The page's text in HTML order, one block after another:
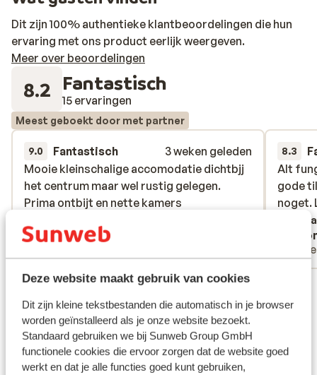
Deze website maakt gebruik van cookies
Dit zijn kleine tekstbestanden die automatisch in je browser
worden geïnstalleerd als je onze website bezoekt.
Standaard gebruiken we bij Sunweb Group GmbH
functionele cookies die ervoor zorgen dat de website goed
werkt en dat je alle functies goed kunt gebruiken,
Dit zijn 100% authentieke klantbeoordelingen die hun
ervaring met ons product eerlijk weergeven.
Meer over beoordelingen
8.2 Fantastisch
15 ervaringen
Meest geboekt door met partner
9.0 Fantastisch
3 weken geleden
Mooie kleinschalige accomodatie dichtbjj
het centrum maar wel rustig gelegen.
Prima ontbijt en nette kamers
Mooie kleinschalige accomodatie dichtbjj
het centrum maar wel rustig gelegen.
Prima ontbijt en nette kamers
Anoniem
8.3
Alt
gode
noget.
Alt
gode
noget.
Bekijk alle 15 ervaringen
Ligging